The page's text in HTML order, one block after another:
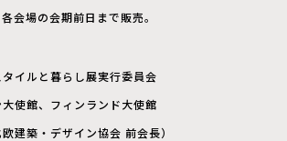
会場の会期前日まで販売。
イルと暮らし展実行委員会
使館、フィンランド大使館
建築・デザイン協会 前会長）